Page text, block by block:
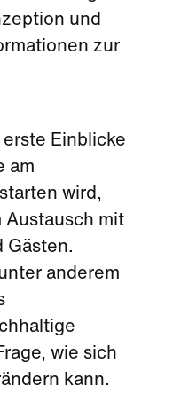
und
zur
Einblicke
am
wird,
Austausch mit
Gästen.
anderem
wie sich
kann.